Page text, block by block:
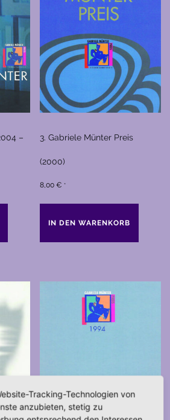
– 3. Gabriele Münter Preis
(2000)
8,00€ *
IN DEN WARENKORB
Tracking-Technologien von
anzubieten, stetig zu